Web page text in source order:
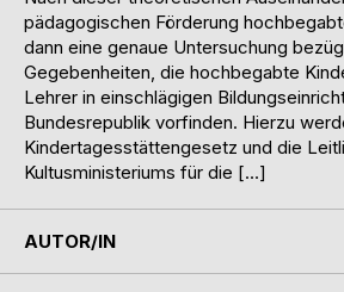
pädagogischen Förderung
dann eine genaue Untersuchung
Gegebenheiten, die hochbegabte
Lehrer in einschlägigen
Bundesrepublik vorfinden. Hierzu
Kindertagesstättengesetz und die
Kultusministeriums für die […]
AUTOR/IN